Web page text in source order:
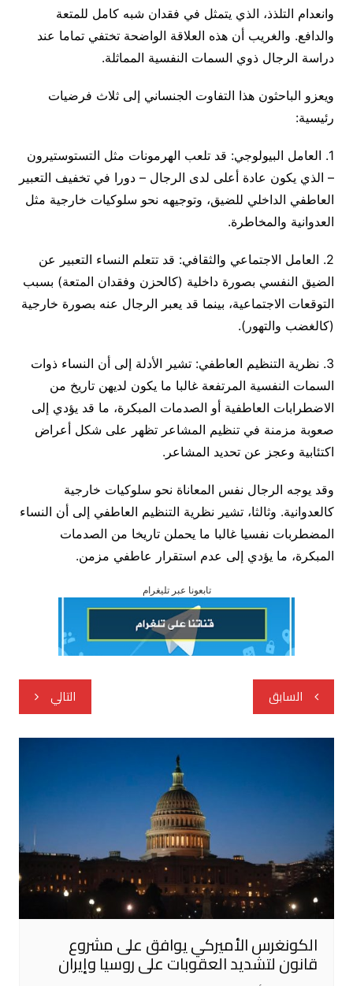
وانعدام التلذذ، الذي يتمثل في فقدان شبه كامل للمتعة
والدافع. والغريب أن هذه العلاقة الواضحة تختفي تماما عند
دراسة الرجال ذوي السمات النفسية المماثلة.
ويعزو الباحثون هذا التفاوت الجنساني إلى ثلاث فرضيات
رئيسية:
1. العامل البيولوجي: قد تلعب الهرمونات مثل التستوستيرون
– الذي يكون عادة أعلى لدى الرجال – دورا في تخفيف التعبير
العاطفي الداخلي للضيق، وتوجيهه نحو سلوكيات خارجية مثل
العدوانية والمخاطرة.
2. العامل الاجتماعي والثقافي: قد تتعلم النساء التعبير عن
الضيق النفسي بصورة داخلية (كالحزن وفقدان المتعة) بسبب
التوقعات الاجتماعية، بينما قد يعبر الرجال عنه بصورة خارجية
(كالغضب والتهور).
3. نظرية التنظيم العاطفي: تشير الأدلة إلى أن النساء ذوات
السمات النفسية المرتفعة غالبا ما يكون لديهن تاريخ من
الاضطرابات العاطفية أو الصدمات المبكرة، ما قد يؤدي إلى
صعوبة مزمنة في تنظيم المشاعر تظهر على شكل أعراض
اكتئابية وعجز عن تحديد المشاعر.
وقد يوجه الرجال نفس المعاناة نحو سلوكيات خارجية
كالعدوانية. وثالثا، تشير نظرية التنظيم العاطفي إلى أن النساء
المضطربات نفسيا غالبا ما يحملن تاريخا من الصدمات
المبكرة، ما يؤدي إلى عدم استقرار عاطفي مزمن.
تابعونا عبر تليغرام
تصفّح
المقالات
السابق التالي
الكونغرس الأميركي يوافق على مشروع
قانون لتشديد العقوبات على روسيا وإيران